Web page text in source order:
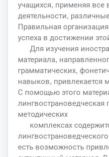
учащихся, применяя все
деятельности,
Правильная
успеха в достижении
Для изучения
материала,
грамматических,
навыков, привлекается
С помощью этого
лингвострановедческая
методических
комплексах
есть возможность